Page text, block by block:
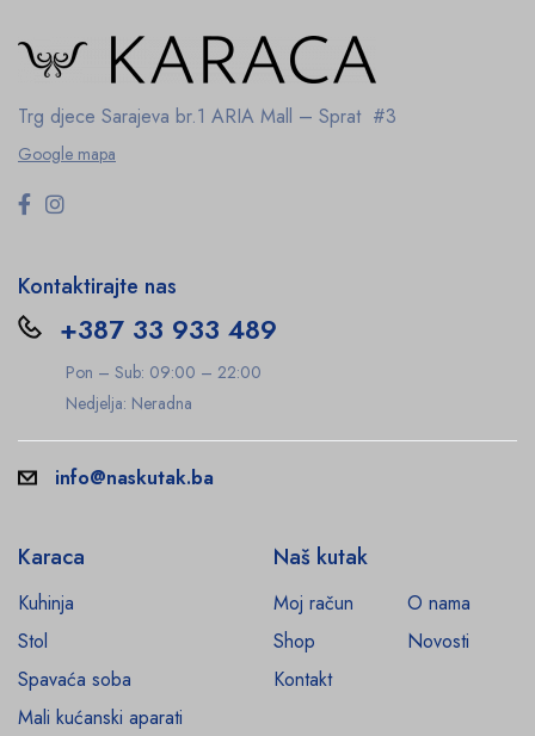
Trg djece Sarajeva br.1 ARIA Mall – Sprat #3
Google mapa
Kontaktirajte nas
+387 33 933 489
Pon – Sub: 09:00 – 22:00
Nedjelja: Neradna
info@naskutak.ba
Karaca
Kuhinja
Stol
Spavaća soba
Mali kućanski aparati
Naš kutak
Moj račun
O nama
Shop
Novosti
Kontakt